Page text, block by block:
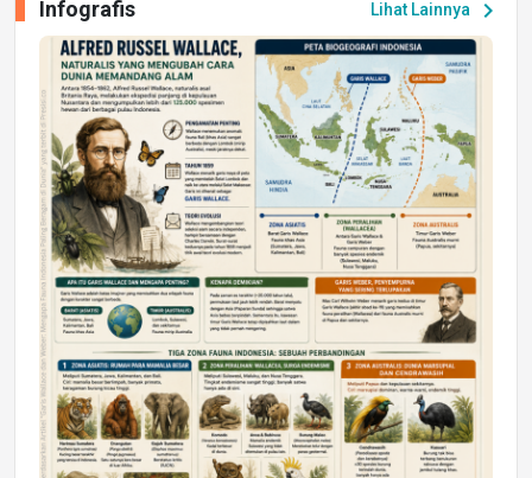
Peluang Kerja dan Magang
Jumat, 17 Jul 2026 22:30
DAERAH
Astra Motor Kalimantan Timur 2 Dukung
Mahasiswa Samarinda dalam Astra
Honda SDGs Future Leaders 2026
Jumat, 10 Jul 2026 19:01
Lihat Lainnya chevron_right
Infografis